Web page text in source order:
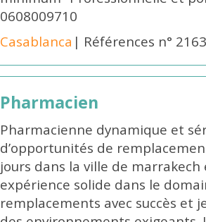
0608009710
Casablanca | Références n°
Pharmacien
Pharmacienne dynamique et
d’opportunités de
jours dans la ville de marrakech
expérience solide dans le
remplacements avec succès et